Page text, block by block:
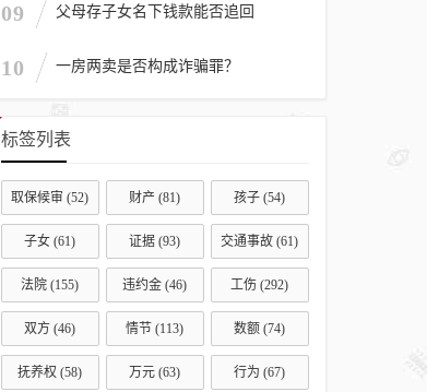
09 父母存子女名下钱款能否追回
10 一房两卖是否构成诈骗罪？
标签列表
取保候审 (52) 财产 (81) 孩子 (54)
子女 (61) 证据 (93) 交通事故 (61)
法院 (155) 违约金 (46) 工伤 (292)
双方 (46) 情节 (113) 数额 (74)
抚养权 (58) 万元 (63) 行为 (67)